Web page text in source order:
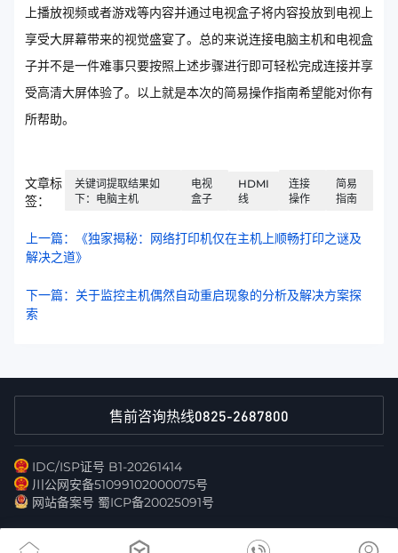
上播放视频或者游戏等内容并通过电视盒子将内容投放到电视上
享受大屏幕带来的视觉盛宴了。总的来说连接电脑主机和电视盒
子并不是一件难事只要按照上述步骤进行即可轻松完成连接并享
受高清大屏体验了。以上就是本次的简易操作指南希望能对你有
所帮助。
文章标
签：
关键词提取结果如
下：电脑主机
电视
盒子
HDMI
线
连接
操作
简易
指南
上一篇：《独家揭秘：网络打印机仅在主机上顺畅打印之谜及
解决之道》
下一篇：关于监控主机偶然自动重启现象的分析及解决方案探
索
售前咨询热线0825-2687800
IDC/ISP证号 B1-20261414
川公网安备51099102000075号
网站备案号 蜀ICP备20025091号